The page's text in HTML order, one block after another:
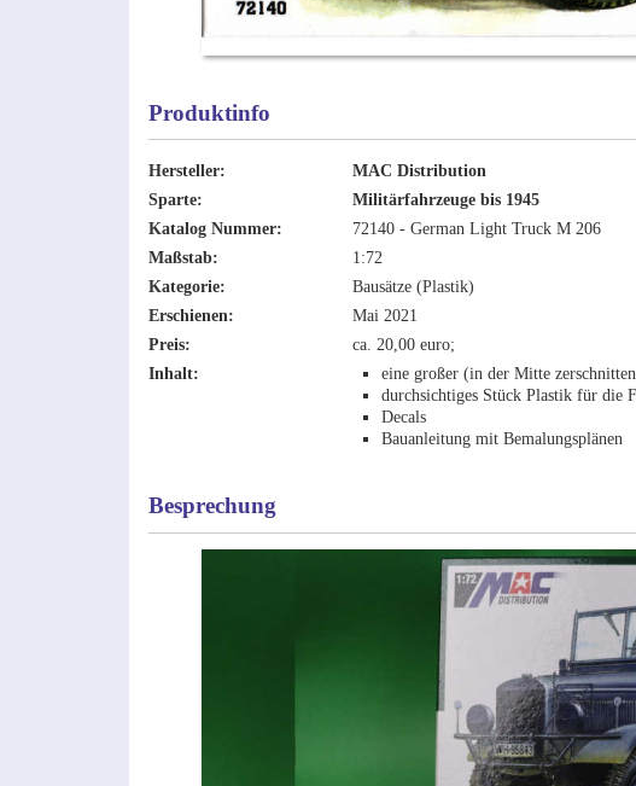
Produktinfo
Hersteller:
MAC Distribution
Sparte:
Militärfahrzeuge bis 1945
Katalog Nummer:
72140 - German Light Truck M 206
Maßstab:
1:72
Kategorie:
Bausätze (Plastik)
Erschienen:
Mai 2021
Preis:
ca. 20,00 euro;
Inhalt:
eine großer (in der Mitte
durchsichtiges Stück Plastik für die
Decals
Bauanleitung mit Bemalungsplänen
Besprechung